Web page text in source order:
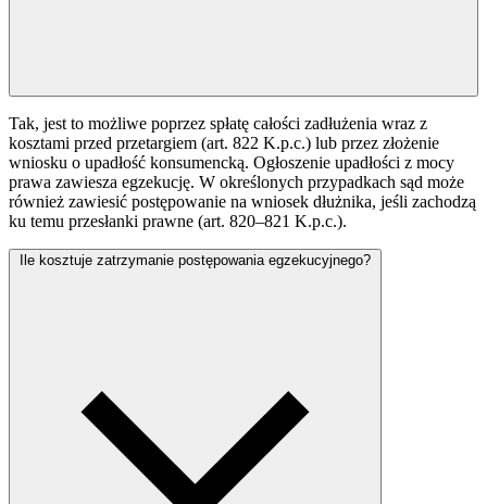
Tak, jest to możliwe poprzez spłatę całości zadłużenia wraz z
kosztami przed przetargiem (art. 822 K.p.c.) lub przez złożenie
wniosku o upadłość konsumencką. Ogłoszenie upadłości z mocy
prawa zawiesza egzekucję. W określonych przypadkach sąd może
również zawiesić postępowanie na wniosek dłużnika, jeśli zachodzą
ku temu przesłanki prawne (art. 820–821 K.p.c.).
Ile kosztuje zatrzymanie postępowania egzekucyjnego?